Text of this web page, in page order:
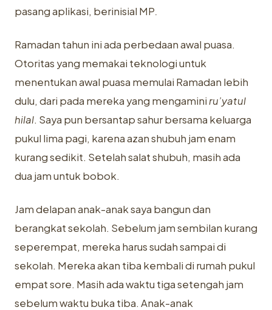
pasang aplikasi, berinisial MP.
Ramadan tahun ini ada perbedaan awal puasa.
Otoritas yang memakai teknologi untuk
menentukan awal puasa memulai Ramadan lebih
dulu, dari pada mereka yang mengaminiru’yatul
hilal. Saya pun bersantap sahur bersama keluarga
pukul lima pagi, karena azan shubuh jam enam
kurang sedikit. Setelah salat shubuh, masih ada
dua jam untuk bobok.
Jam delapan anak-anak saya bangun dan
berangkat sekolah. Sebelum jam sembilan kurang
seperempat, mereka harus sudah sampai di
sekolah. Mereka akan tiba kembali di rumah pukul
empat sore. Masih ada waktu tiga setengah jam
sebelum waktu buka tiba. Anak-anak